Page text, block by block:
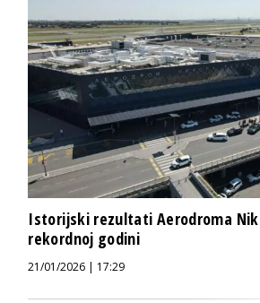
Istorijski rezultati Aerodroma
rekordnoj godini
21/01/2026 | 17:29